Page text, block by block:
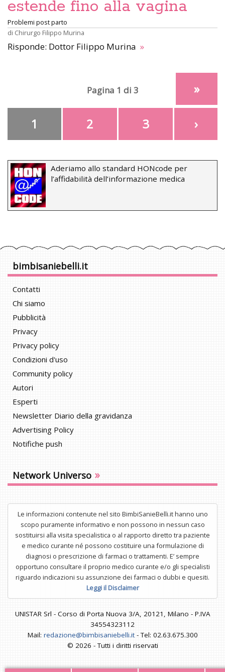
estende fino alla vagina
Problemi post parto
di Chirurgo Filippo Murina
Risponde: Dottor Filippo Murina »
Pagina 1 di 3
1 2 3 ›
»
Aderiamo allo standard HONcode per
l’affidabilità dell’informazione medica
bimbisaniebelli.it
Contatti
Chi siamo
Pubblicità
Privacy
Privacy policy
Condizioni d'uso
Community policy
Autori
Esperti
Newsletter Diario della gravidanza
Advertising Policy
Notifiche push
Network Universo »
Le informazioni contenute nel sito BimbiSanieBelli.it hanno uno
scopo puramente informativo e non possono in nessun caso
sostituirsi alla visita specialistica o al rapporto diretto tra paziente
e medico curante né possono costituire una formulazione di
diagnosi o prescrizione di farmaci o trattamenti. E’ sempre
opportuno consultare il proprio medico curante e/o gli specialisti
riguardo indicazioni su assunzione dei farmaci o dubbi e quesiti.
Leggi il Disclaimer
UNISTAR Srl - Corso di Porta Nuova 3/A, 20121, Milano - P.IVA
34554323112
Mail: redazione@bimbisaniebelli.it- Tel: 02.63.675.300
© 2026 - Tutti i diritti riservati